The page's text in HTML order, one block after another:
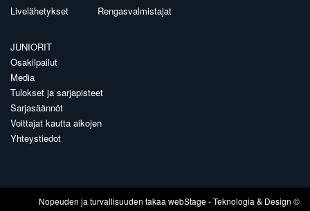
Livelähetykset
Rengasvalmistajat
JUNIORIT
Osakilpailut
Media
Tulokset ja sarjapisteet
Sarjasäännöt
Voittajat kautta aikojen
Yhteystiedot
Nopeuden ja turvallisuuden takaa webStage- Teknologia & Design ©